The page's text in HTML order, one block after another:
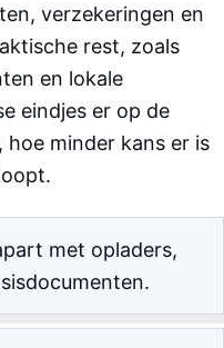
verzekeringen en
rest, zoals
en lokale
eindjes er op de
minder kans er is
met opladers,